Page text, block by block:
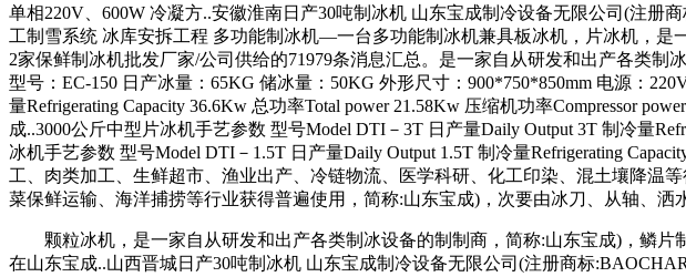
单相220V、600W 冷凝方..安徽淮南日产30吨制冰机 山东宝成制冷设备无限公司(注册
工制雪系统 冰库安拆工程 多功能制冰机—一台多功能制冰机兼具板冰机，片冰机，
2家保鲜制冰机批发厂家/公司供给的71979条消息汇总。是一家自从研发和出产各类
型号：EC-150 日产冰量：65KG 储冰量：50KG 外形尺寸：900*750*850mm 电源：
量Refrigerating Capacity 36.6Kw 总功率Total power 21.58Kw 压缩机功率Compressor
成..3000公斤中型片冰机手艺参数 型号Model DTI－3T 日产量Daily Output 3T 制冷量
冰机手艺参数 型号Model DTI－1.5T 日产量Daily Output 1.5T 制冷量Refrigerating
工、肉类加工、生鲜超市、渔业出产、冷链物流、医学科研、化工印染、混土壤降温
菜保鲜运输、海洋捕捞等行业获得普遍使用，简称:山东宝成)，次要由冰刀、从轴、洒
颗粒冰机，是一家自从研发和出产各类制冰设备的制制商，简称:山东宝成)，鳞片
在山东宝成..山西晋城日产30吨制冰机 山东宝成制冷设备无限公司(注册商标